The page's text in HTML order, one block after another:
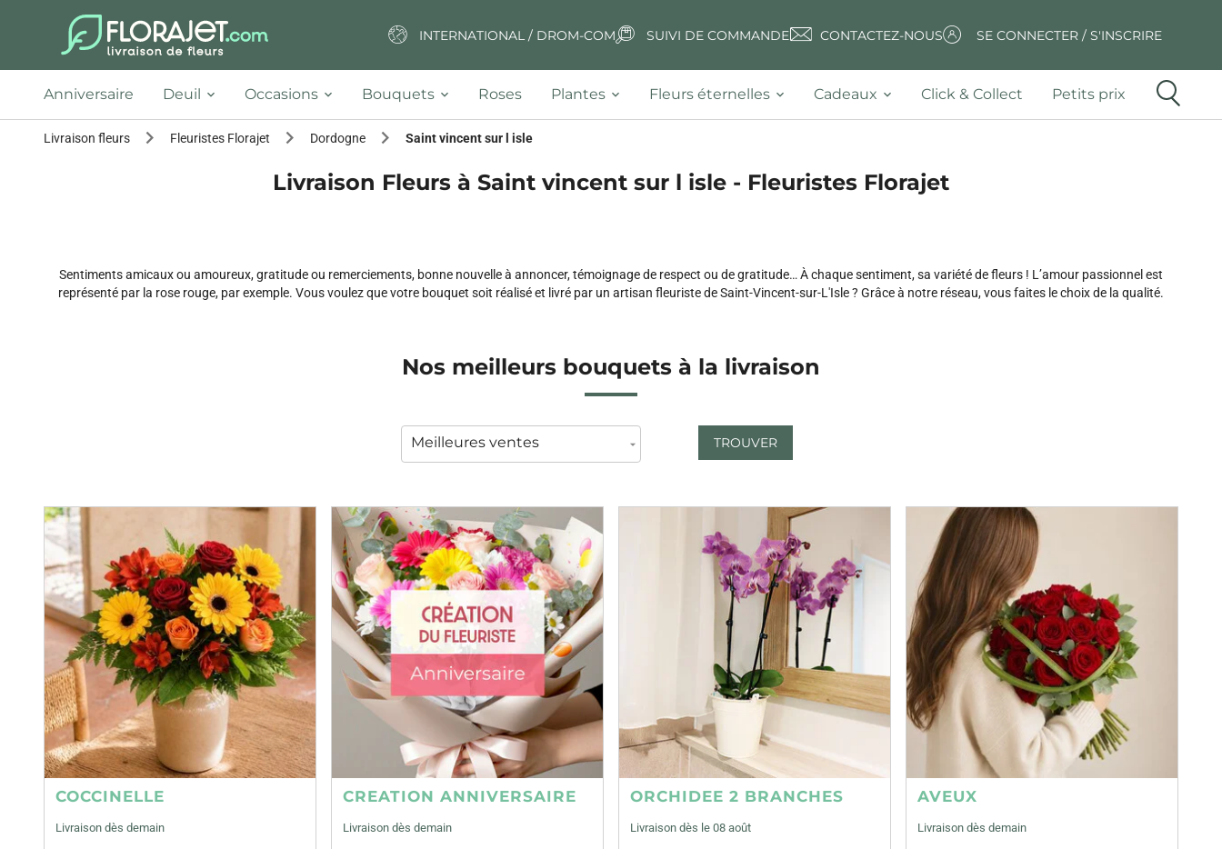
INTERNATIONAL / DROM-COM SUIVI DE COMMANDE CONTACTEZ-NOUS SE CONNECTER / S'INSCRIRE
Anniversaire Deuil Occasions Bouquets Roses Plantes Fleurs éternelles Cadeaux Click & Collect Petits prix
Livraison fleurs Fleuristes Florajet Dordogne Saint vincent sur l isle
Livraison Fleurs à Saint vincent sur l isle - Fleuristes Florajet
Sentiments amicaux ou amoureux, gratitude ou remerciements, bonne nouvelle à annoncer, témoignage de respect ou de gratitude… À chaque sentiment, sa variété de fleurs ! L’amour passionnel est
représenté par la rose rouge, par exemple. Vous voulez que votre bouquet soit réalisé et livré par un artisan fleuriste de Saint-Vincent-sur-L'Isle ? Grâce à notre réseau, vous faites le choix de la qualité.
Nos meilleurs bouquets à la livraison
TROUVER
COCCINELLE
Livraison dès demain
CREATION ANNIVERSAIRE
Livraison dès demain
ORCHIDEE 2 BRANCHES
Livraison dès le 08 août
AVEUX
Livraison dès demain